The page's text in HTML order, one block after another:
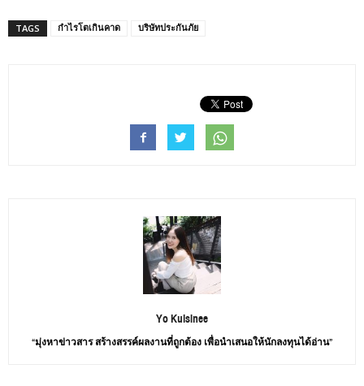
TAGS กำไรโตเกินคาด บริษัทประกันภัย
Yo Kulsinee
“มุ่งหาข่าวสาร สร้างสรรค์ผลงานที่ถูกต้อง เพื่อนำเสนอให้นักลงทุนได้อ่าน”